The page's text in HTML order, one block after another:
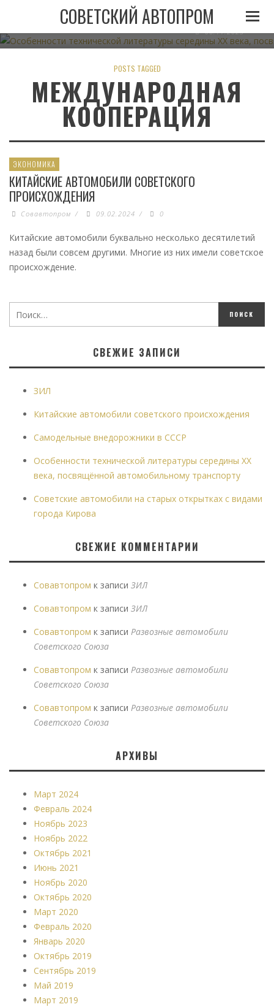
СОВЕТСКИЙ АВТОПРОМ
ОСОБЕННОСТИ ТЕХНИЧЕСКОЙ ЛИТЕРАТУРЫ
АВТОМОБИЛЬНОМУ
06.11.2023
POSTS TAGGED
МЕЖДУНАРОДНАЯ
КООПЕРАЦИЯ
ЭКОНОМИКА
КИТАЙСКИЕ АВТОМОБИЛИ СОВЕТСКОГО
ПРОИСХОЖДЕНИЯ
Совавтопром / 09.02.2024 / 0
Китайские автомобили буквально несколько десятилетий
назад были совсем другими. Многие из них имели советское
происхождение.
СВЕЖИЕ ЗАПИСИ
ЗИЛ
Китайские автомобили советского происхождения
Самодельные внедорожники в СССР
Особенности технической литературы середины XX
века, посвящённой автомобильному транспорту
Советские автомобили на старых открытках с видами
города Кирова
СВЕЖИЕ КОММЕНТАРИИ
Совавтопром к записи ЗИЛ
Совавтопром к записи ЗИЛ
Совавтопром к записи Развозные автомобили
Советского Союза
Совавтопром к записи Развозные автомобили
Советского Союза
Совавтопром к записи Развозные автомобили
Советского Союза
АРХИВЫ
Март 2024
Февраль 2024
Ноябрь 2023
Ноябрь 2022
Октябрь 2021
Июнь 2021
Ноябрь 2020
Октябрь 2020
Март 2020
Февраль 2020
Январь 2020
Октябрь 2019
Сентябрь 2019
Май 2019
Март 2019